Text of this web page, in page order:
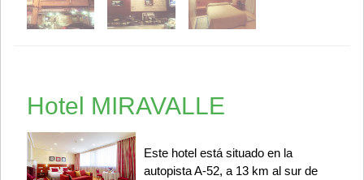
Hotel MIRAVALLE
Este hotel está situado en la
autopista A-52, a 13 km al sur de